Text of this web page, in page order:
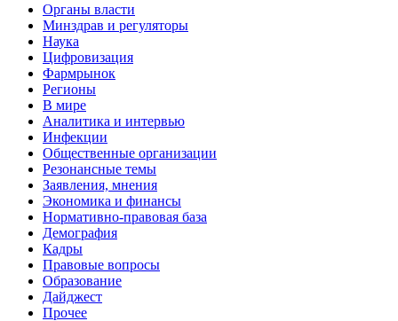
Органы власти
Минздрав и регуляторы
Наука
Цифровизация
Фармрынок
Регионы
В мире
Аналитика и интервью
Инфекции
Общественные организации
Резонансные темы
Заявления, мнения
Экономика и финансы
Нормативно-правовая база
Демография
Кадры
Правовые вопросы
Образование
Дайджест
Прочее